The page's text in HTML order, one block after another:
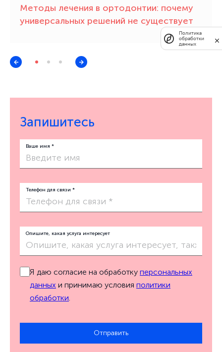
Методы лечения в ортодонтии: почему
универсальных решений не существует
Запишитесь
Ваше имя *
Телефон для связи *
Опишите, какая услуга интересует
Я даю согласие на обработку персональных
данных и принимаю условия политики
обработки.
Отправить
Политика
обработки
данных